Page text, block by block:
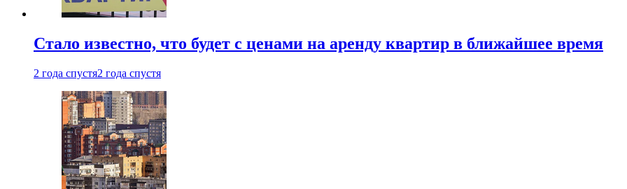
Стало известно, что будет с ценами на аренду квартир в ближайшее время
2 года спустя2 года спустя